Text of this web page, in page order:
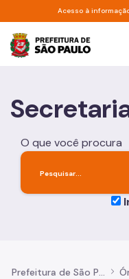
Saltar al contenido
Acesso à
Prefeitura
O que você procura